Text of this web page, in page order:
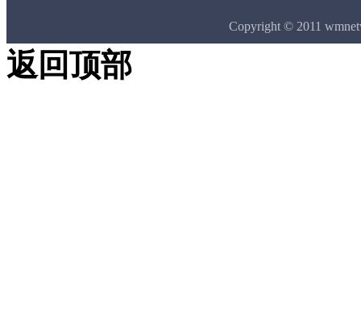
Copyright © 2011
返回顶部